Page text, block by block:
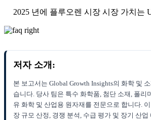
2025 년에 플루오렌 시장 시장 가치는
저자 소개:
본 보고서는 Global Growth Insights의 화학 및
습니다. 당사 팀은 특수 화학품, 첨단 소재, 폴리
유 화학 및 산업용 원자재를 전문으로 합니다.
장 규모 산정, 경쟁 분석, 수급 평가 및 장기 산